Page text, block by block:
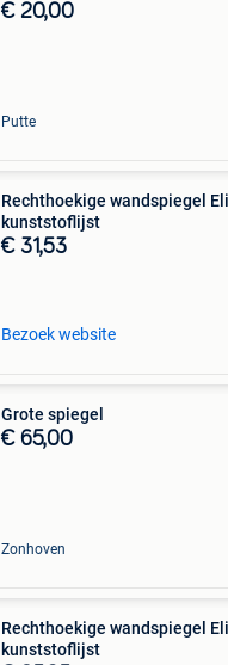
€ 20,00
Putte
Rechthoekige wandspiegel
kunststoflijst
€ 31,53
Bezoek website
Grote spiegel
€ 65,00
Zonhoven
Rechthoekige wandspiegel
kunststoflijst